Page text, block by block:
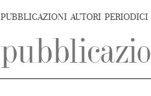
PUBBLICAZIONI AUTORI PERIODICI